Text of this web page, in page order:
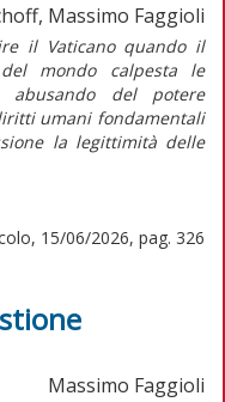
Massimo Faggioli
il Vaticano quando il
mondo calpesta le
abusando del potere
umani fondamentali
la legittimità delle
15/06/2026, pag. 326
Massimo Faggioli